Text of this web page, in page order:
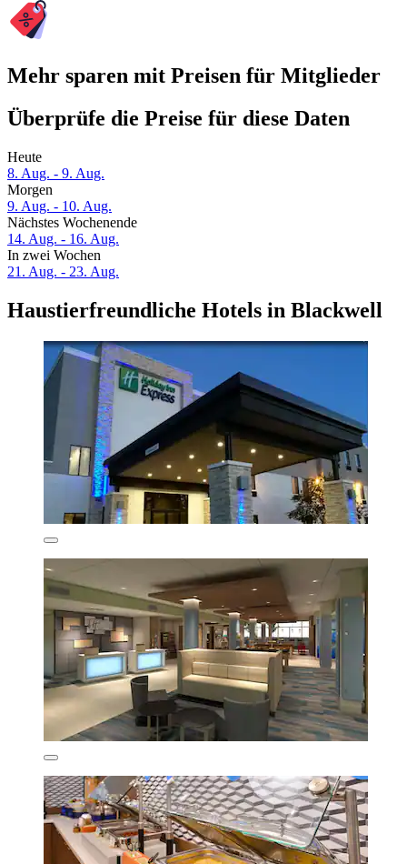
Mehr sparen mit Preisen für Mitglieder
Überprüfe die Preise für diese Daten
Heute
8. Aug. - 9. Aug.
Morgen
9. Aug. - 10. Aug.
Nächstes Wochenende
14. Aug. - 16. Aug.
In zwei Wochen
21. Aug. - 23. Aug.
Haustierfreundliche Hotels in Blackwell